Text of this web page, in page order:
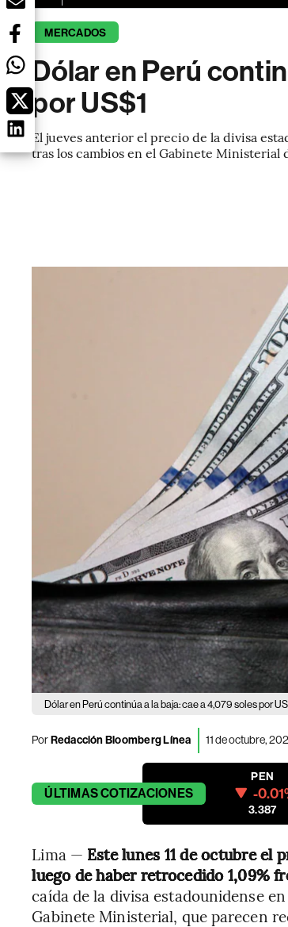
MERCADOS
Dólar en Perú
por US$1
El jueves anterior el precio de la divisa
tras los cambios en el Gabinete Ministerial
Dólar en Perú continúa a la baja: cae a 4,079 soles por
PorRedacción Bloomberg Línea 11 de octubre,
ÚLTIMASCOTIZACIONES
PEN
-
3.387
Lima — Este lunes 11 de octubre el
luego de haber retrocedido 1,09%
caída de la divisa estadounidense
Gabinete Ministerial, que parecen